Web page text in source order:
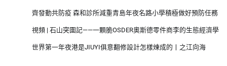
齊發動共防疫 森和診所減重青島年夜名路小學積極做好預防任務
視頻 | 石山突圍記——一顆脆OSDER奧斯德零件商李的生態經濟學
世界第一年夜港是JIUYI俱意翻修設計怎樣煉成的丨之江向海